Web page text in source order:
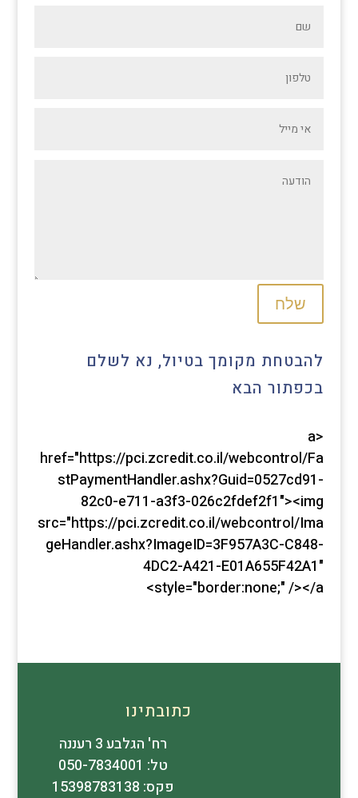
שלח
להבטחת מקומך בטיול, נא לשלם
בכפתור הבא
<a
href="https://pci.zcredit.co.il/webcontrol/Fa
stPaymentHandler.ashx?Guid=0527cd91-
82c0-e711-a3f3-026c2fdef2f1"><img
src="https://pci.zcredit.co.il/webcontrol/Ima
geHandler.ashx?ImageID=3F957A3C-C848-
4DC2-A421-E01A655F42A1"
style="border:none;" /></a>
כתובתינו
רח' הגלבע 3 רעננה
טל: 050-7834001
פקס: 15398783138